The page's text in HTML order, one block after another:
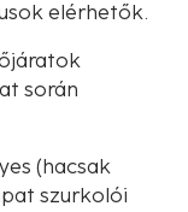
elérhetők.
során
(hacsak
szurkolói